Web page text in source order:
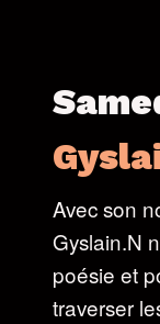
Avec son
Gyslain.N
poésie et
traverser